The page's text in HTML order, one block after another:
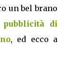
un bel brano
pubblicità di
, ed ecco a